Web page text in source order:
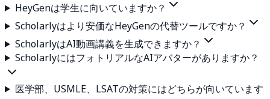
HeyGenは学生に向いていますか？
Scholarlyはより安価なHeyGenの代替ツールですか？
ScholarlyはAI動画講義を生成できますか？
ScholarlyにはフォトリアルなAIアバターがありますか？
医学部、USMLE、LSATの対策にはどちらが向いています